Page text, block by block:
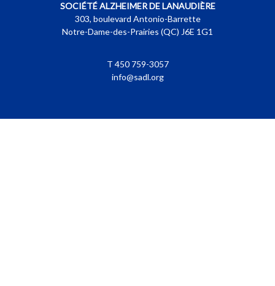
SOCIÉTÉ ALZHEIMER DE LANAUDIÈRE
303, boulevard Antonio-Barrette
Notre-Dame-des-Prairies (QC) J6E 1G1
T 450 759-3057
info@sadl.org